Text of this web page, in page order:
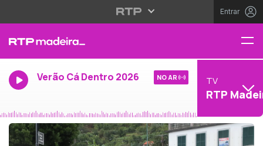
Entrar
Verão Cá Dentro 2026 NO AR TV
RTP